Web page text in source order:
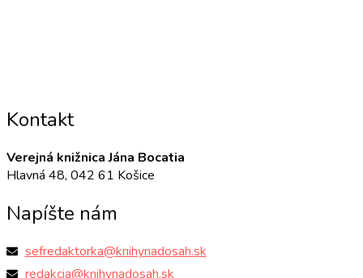
Kontakt
Verejná knižnica Jána Bocatia
Hlavná 48, 042 61 Košice
Napíšte nám
sefredaktorka@knihynadosah.sk
redakcia@knihynadosah.sk